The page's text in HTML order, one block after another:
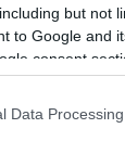
but not
to Google and
consent
Data